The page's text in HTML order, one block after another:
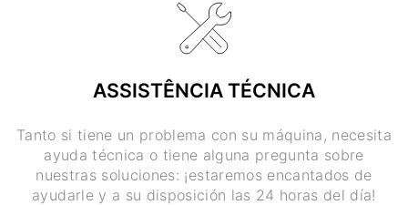
ASSISTÊNCIA TÉCNICA
Tanto si tiene un problema con su máquina, necesita
ayuda técnica o tiene alguna pregunta sobre
nuestras soluciones: ¡estaremos encantados de
ayudarle y a su disposición las 24 horas del día!